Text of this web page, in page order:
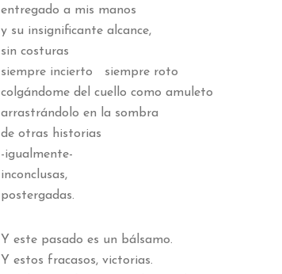
entregado a mis manos
y su insignificante alcance,
sin costuras
siempre incierto siempre roto
colgándome del cuello como amuleto
arrastrándolo en la sombra
de otras historias
-igualmente-
inconclusas,
postergadas.
Y este pasado es un bálsamo.
Y estos fracasos, victorias.